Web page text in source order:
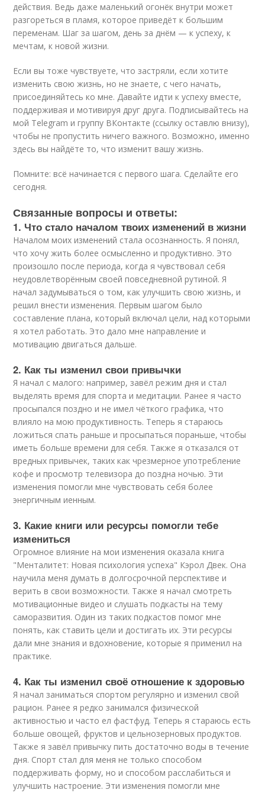
действия. Ведь даже маленький огонёк внутри может
разгореться в пламя, которое приведёт к большим
переменам. Шаг за шагом, день за днём — к успеху, к
мечтам, к новой жизни.
Если вы тоже чувствуете, что застряли, если хотите
изменить свою жизнь, но не знаете, с чего начать,
присоединяйтесь ко мне. Давайте идти к успеху вместе,
поддерживая и мотивируя друг друга. Подписывайтесь на
мой Telegram и группу ВКонтакте (ссылку оставлю внизу),
чтобы не пропустить ничего важного. Возможно, именно
здесь вы найдёте то, что изменит вашу жизнь.
Помните: всё начинается с первого шага. Сделайте его
сегодня.
Связанные вопросы и ответы:
1. Что стало началом твоих изменений в жизни
Началом моих изменений стала осознанность. Я понял,
что хочу жить более осмысленно и продуктивно. Это
произошло после периода, когда я чувствовал себя
неудовлетворённым своей повседневной рутиной. Я
начал задумываться о том, как улучшить свою жизнь, и
решил внести изменения. Первым шагом было
составление плана, который включал цели, над которыми
я хотел работать. Это дало мне направление и
мотивацию двигаться дальше.
2. Как ты изменил свои привычки
Я начал с малого: например, завёл режим дня и стал
выделять время для спорта и медитации. Ранее я часто
просыпался поздно и не имел чёткого графика, что
влияло на мою продуктивность. Теперь я стараюсь
ложиться спать раньше и просыпаться пораньше, чтобы
иметь больше времени для себя. Также я отказался от
вредных привычек, таких как чрезмерное употребление
кофе и просмотр телевизора до поздна ночью. Эти
изменения помогли мне чувствовать себя более
энергичным иенным.
3. Какие книги или ресурсы помогли тебе
измениться
Огромное влияние на мои изменения оказала книга
"Менталитет: Новая психология успеха" Кэрол Двек. Она
научила меня думать в долгосрочной перспективе и
верить в свои возможности. Также я начал смотреть
мотивационные видео и слушать подкасты на тему
саморазвития. Один из таких подкастов помог мне
понять, как ставить цели и достигать их. Эти ресурсы
дали мне знания и вдохновение, которые я применил на
практике.
4. Как ты изменил своё отношение к здоровью
Я начал заниматься спортом регулярно и изменил свой
рацион. Ранее я редко занимался физической
активностью и часто ел фастфуд. Теперь я стараюсь есть
больше овощей, фруктов и цельнозерновых продуктов.
Также я завёл привычку пить достаточно воды в течение
дня. Спорт стал для меня не только способом
поддерживать форму, но и способом расслабиться и
улучшить настроение. Эти изменения помогли мне